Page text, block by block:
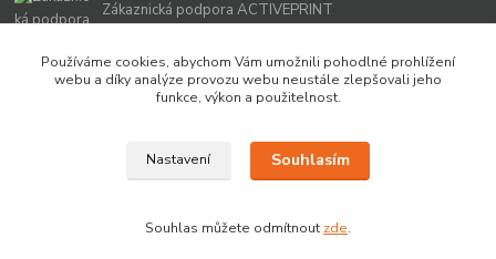
Zákaznická podpora ACTIVEPRINT
+420 549 213 756
info@activeprint.cz
Copyright 2022 © ActivePrint s.r.o.
Používáme cookies, abychom Vám umožnili pohodlné prohlížení
webu a díky analýze provozu webu neustále zlepšovali jeho
funkce, výkon a použitelnost.
Nastavení Souhlasím
Souhlas můžete odmítnout zde.